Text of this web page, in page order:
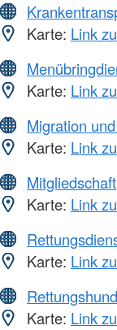
Karte: Link
Karte: Link
Migration
Karte: Link
Mitgliedschaft
Karte: Link
Karte: Link
Karte: Link